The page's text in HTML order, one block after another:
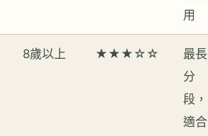
用
8歲以上 ★★★☆☆
最長
分
段，
適合